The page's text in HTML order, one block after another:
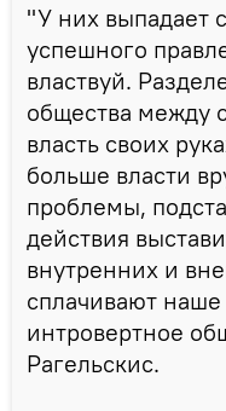
"У них выпадает
успешного
властвуй.
общества между
власть своих
больше власти
проблемы,
действия
внутренних и
сплачивают наше
интровертное
Рагельскис.